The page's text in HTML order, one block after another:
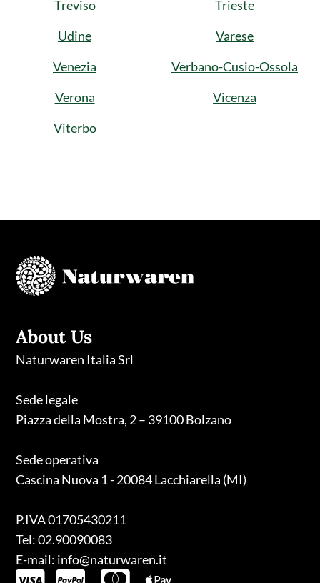
Treviso
Trieste
Udine
Varese
Venezia
Verbano-Cusio-Ossola
Verona
Vicenza
Viterbo
About Us
Naturwaren Italia Srl
Sede legale
Piazza della Mostra, 2 – 39100 Bolzano
Sede operativa
Cascina Nuova 1 - 20084 Lacchiarella (MI)
P.IVA 01705430211
Tel: 02.90090083
E-mail: info@naturwaren.it